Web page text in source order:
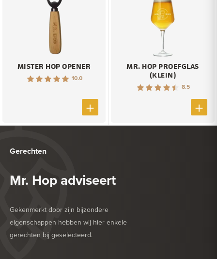
MISTER HOP OPENER
10.0
MR. HOP PROEFGLAS
(KLEIN)
8.5
Gerechten
Mr. Hop adviseert
Gekenmerkt door zijn bijzondere
eigenschappen hebben wij hier enkele
gerechten bij geselecteerd.
HEERLIJK BIJ